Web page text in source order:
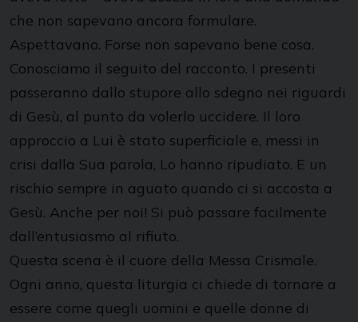
che non sapevano ancora formulare.
Aspettavano. Forse non sapevano bene cosa.
Conosciamo il seguito del racconto. I presenti
passeranno dallo stupore allo sdegno nei riguardi
di Gesù, al punto da volerlo uccidere. Il loro
approccio a Lui è stato superficiale e, messi in
crisi dalla Sua parola, Lo hanno ripudiato. E un
rischio sempre in aguato quando ci si accosta a
Gesù. Anche per noi! Si può passare facilmente
dall’entusiasmo al rifiuto.
Questa scena è il cuore della Messa Crismale.
Ogni anno, questa liturgia ci chiede di tornare a
essere come quegli uomini e quelle donne di